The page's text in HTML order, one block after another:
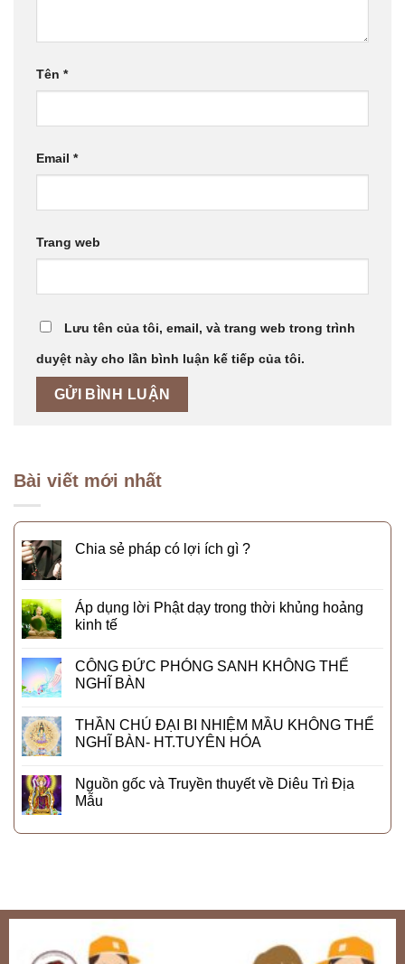
Tên *
Email *
Trang web
Lưu tên của tôi, email, và trang web trong trình
duyệt này cho lần bình luận kế tiếp của tôi.
Bài viết mới nhất
Chia sẻ pháp có lợi ích gì ?
Áp dụng lời Phật dạy trong thời khủng hoảng
kinh tế
CÔNG ĐỨC PHÓNG SANH KHÔNG THỂ
NGHĨ BÀN
THẦN CHÚ ĐẠI BI NHIỆM MẦU KHÔNG THỂ
NGHĨ BÀN- HT.TUYÊN HÓA
Nguồn gốc và Truyền thuyết về Diêu Trì Địa
Mẫu